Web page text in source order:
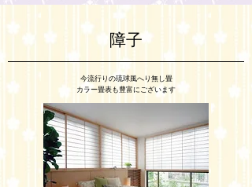
障子
今流行りの琉球風へり無し畳
​カラー畳表も豊富にございます